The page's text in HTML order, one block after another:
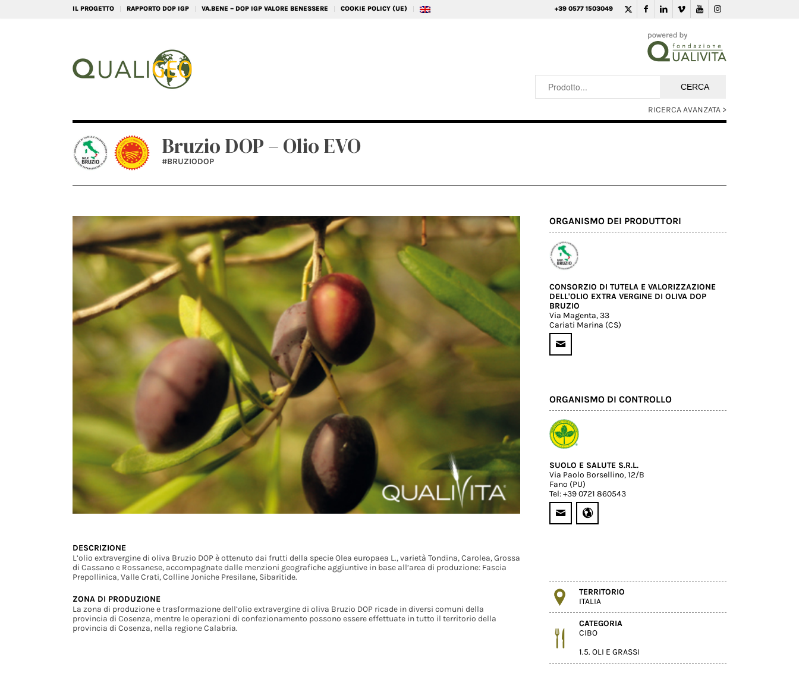
IL PROGETTO RAPPORTO DOP IGP VA.BENE – DOP IGP VALORE BENESSERE COOKIE POLICY (UE) +39 0577 1503049
RICERCA AVANZATA >
Bruzio DOP – Olio EVO
#BRUZIODOP
DESCRIZIONE
L’olio extravergine di oliva Bruzio DOP è ottenuto dai frutti della specie Olea europaea L., varietà Tondina, Carolea, Grossa
di Cassano e Rossanese, accompagnate dalle menzioni geografiche aggiuntive in base all’area di produzione: Fascia
Prepollinica, Valle Crati, Colline Joniche Presilane, Sibaritide.
ZONA DI PRODUZIONE
La zona di produzione e trasformazione dell’olio extravergine di oliva Bruzio DOP ricade in diversi comuni della
provincia di Cosenza, mentre le operazioni di confezionamento possono essere effettuate in tutto il territorio della
provincia di Cosenza, nella regione Calabria.
ORGANISMO DEI PRODUTTORI
CONSORZIO DI TUTELA E VALORIZZAZIONE
DELL'OLIO EXTRA VERGINE DI OLIVA DOP
BRUZIO
Via Magenta, 33
Cariati Marina (CS)
ORGANISMO DI CONTROLLO
SUOLO E SALUTE S.R.L.
Via Paolo Borsellino, 12/B
Fano (PU)
Tel: +39 0721 860543
TERRITORIO
ITALIA
CATEGORIA
CIBO
1.5. OLI E GRASSI